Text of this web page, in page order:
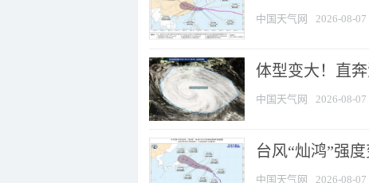
中国天气网 2026-08-07
体型变大！直
中国天气网 2026-08-07
台风“灿鸿”强
中国天气网 2026-08-07